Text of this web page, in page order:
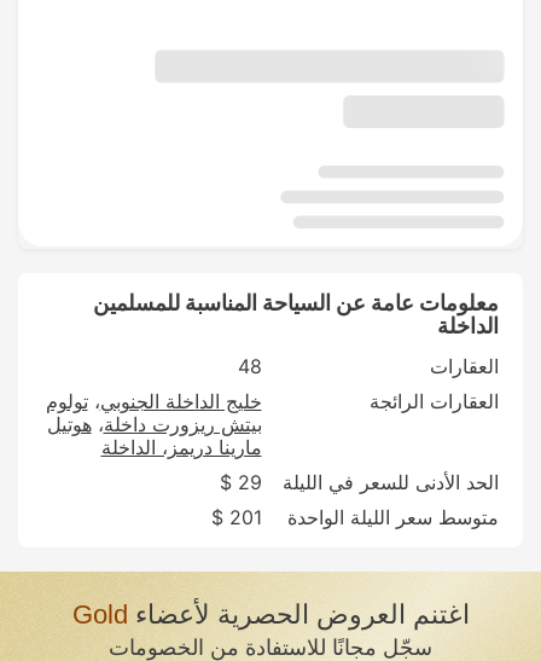
معلومات عامة عن السياحة المناسبة للمسلمين
الداخلة
العقارات
48
العقارات الرائجة
خليج الداخلة الجنوبي تولوم
بيتش ريزورت داخلة هوتيل
مارينا دريمز، الداخلة
الحد الأدنى للسعر في الليلة
29 $
متوسط سعر الليلة الواحدة
201 $
اغتنم العروض الحصرية لأعضاءGold
سجّل مجانًا للاستفادة من الخصومات